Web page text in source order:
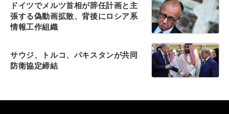
ドイツでメルツ首相が辞任計画と主
張する偽動画拡散、背後にロシア系
情報工作組織
サウジ、トルコ、パキスタンが共同
防衛協定締結